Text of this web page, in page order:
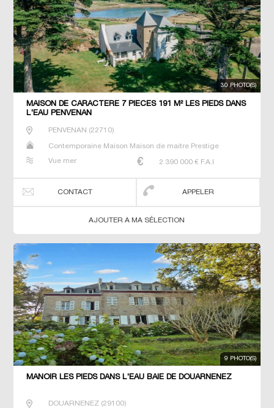
30 PHOTO(S)
MAISON DE CARACTERE 7 PIECES 191 M² LES PIEDS DANS
L'EAU PENVENAN
PENVENAN (22710)
Contemporaine Maison Maison de maitre Prestige
Vue mer
2 390 000 € F.A.I
CONTACT APPELER
AJOUTER A MA SÉLECTION
9 PHOTO(S)
MANOIR LES PIEDS DANS L'EAU BAIE DE DOUARNENEZ
DOUARNENEZ(29100)